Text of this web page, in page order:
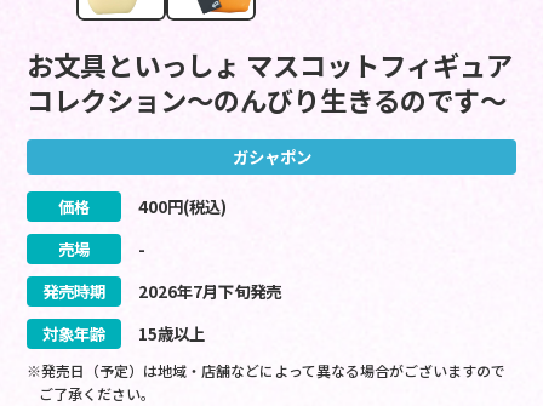
お文具といっしょ マスコットフィギュア
コレクション～のんびり生きるのです～
ガシャポン
価格 400円(税込)
売場
-
発売時期
2026年7月下旬発売
対象年齢
15歳以上
※発売日（予定）は地域・店舗などによって異なる場合がございますので
ご了承ください。